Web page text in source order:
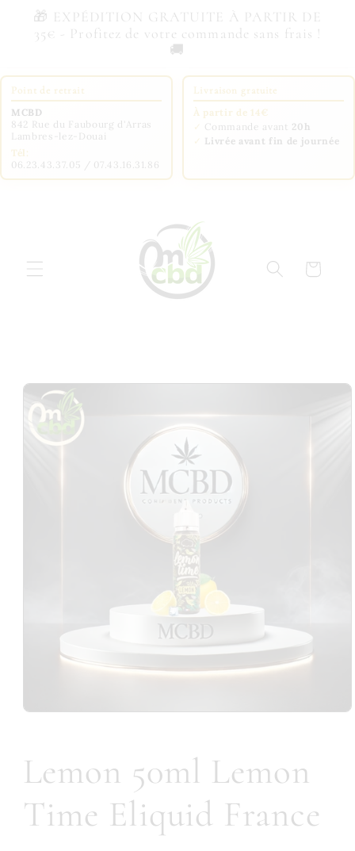
passer
au
🎁 EXPÉDITION GRATUITE À PARTIR DE
35€ - Profitez de votre commande sans frais !
🚚
Point de retrait
MCBD
842 Rue du Faubourg d'Arras
Lambres-lez-Douai
Tél:
06.23.43.37.05 / 07.43.16.31.86
Livraison gratuite
À partir de 14€
✓ Commande avant 20h
✓ Livrée avant fin de journée
Panier
informations
produits
Lemon 50ml Lemon
Time Eliquid France